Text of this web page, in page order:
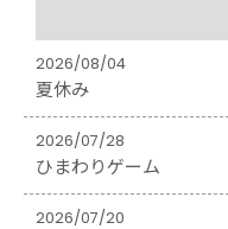
2026/08/04
夏休み
2026/07/28
ひまわりゲーム
2026/07/20